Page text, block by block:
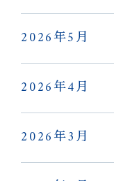
2026年5月
2026年4月
2026年3月